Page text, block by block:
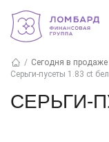
Сегодня в продаже
Серьги-пусеты 1.83 ct
СЕРЬГИ-